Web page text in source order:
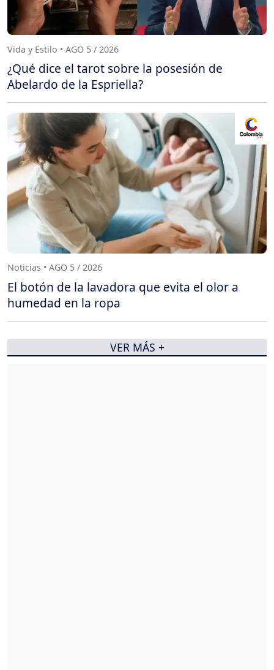
Vida y Estilo • AGO 5 / 2026
¿Qué dice el tarot sobre la posesión de
Abelardo de la Espriella?
Noticias • AGO 5 / 2026
El botón de la lavadora que evita el olor a
humedad en la ropa
VER MÁS +